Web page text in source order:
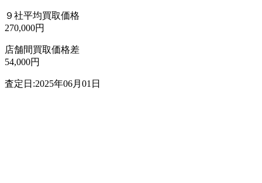
９社平均買取価格
270,000円
店舗間買取価格差
54,000円
査定日:2025年06月01日